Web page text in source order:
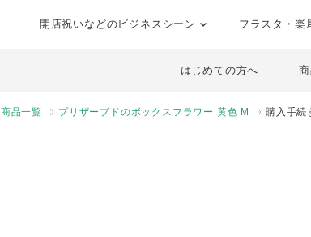
開店祝いなどのビジネスシーン フラスタ・楽
はじめての方へ
商品一覧 プリザーブドのボックスフラワー 黄色 M 購入手続